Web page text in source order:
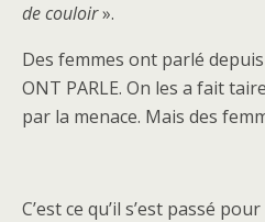
de couloir».
Des femmes ont parlé
ONT PARLE. On les a fait
par la menace. Mais des
C’est ce qu’il s’est passé